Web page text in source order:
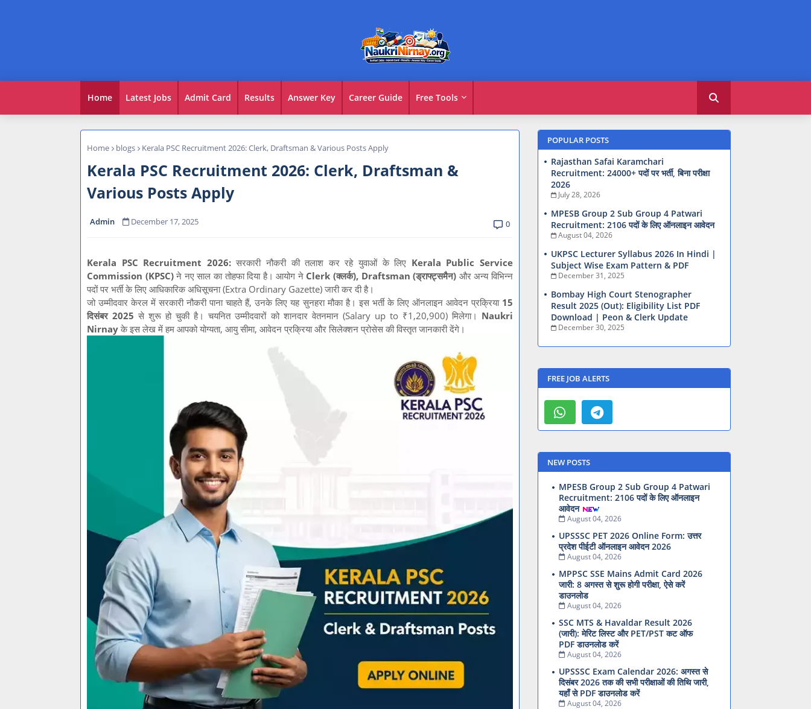
Home Latest Jobs Admit Card Results Answer Key Career Guide Free Tools
Home blogs Kerala PSC Recruitment 2026: Clerk, Draftsman & Various Posts Apply
Kerala PSC Recruitment 2026: Clerk, Draftsman &
Various Posts Apply
Admin December 17, 2025 0
Kerala PSC Recruitment 2026:सरकारी नौकरी की तलाश कर रहे युवाओं के लिए Kerala Public Service
Commission (KPSC)ने नए साल का तोहफा दिया है। आयोग ने Clerk (क्लर्क), Draftsman (ड्राफ्ट्समैन) और अन्य विभिन्न
पदों पर भर्ती के लिए आधिकारिक अधिसूचना (Extra Ordinary Gazette) जारी कर दी है।
जो उम्मीदवार केरल में सरकारी नौकरी पाना चाहते हैं, उनके लिए यह सुनहरा मौका है। इस भर्ती के लिए ऑनलाइन आवेदन प्रक्रिया 15
दिसंबर 2025 से शुरू हो चुकी है। चयनित उम्मीदवारों को शानदार वेतनमान (Salary up to ₹1,20,900) मिलेगा। Naukri
Nirnay के इस लेख में हम आपको योग्यता, आयु सीमा, आवेदन प्रक्रिया और सिलेक्शन प्रोसेस की विस्तृत जानकारी देंगे।
POPULAR POSTS
Rajasthan Safai Karamchari
Recruitment: 24000+ पदों पर भर्ती, बिना परीक्षा
2026
July 28, 2026
MPESB Group 2 Sub Group 4 Patwari
Recruitment: 2106 पदों के लिए ऑनलाइन आवेदन
August 04, 2026
UKPSC Lecturer Syllabus 2026 In Hindi |
Subject Wise Exam Pattern & PDF
December 31, 2025
Bombay High Court Stenographer
Result 2025 (Out): Eligibility List PDF
Download | Peon & Clerk Update
December 30, 2025
FREE JOB ALERTS
NEW POSTS
MPESB Group 2 Sub Group 4 Patwari
Recruitment: 2106 पदों के लिए ऑनलाइन
आवेदन
August 04, 2026
UPSSSC PET 2026 Online Form: उत्तर
प्रदेश पीईटी ऑनलाइन आवेदन 2026
August 04, 2026
MPPSC SSE Mains Admit Card 2026
जारी: 8 अगस्त से शुरू होगी परीक्षा, ऐसे करें
डाउनलोड
August 04, 2026
SSC MTS & Havaldar Result 2026
(जारी): मेरिट लिस्ट और PET/PST कट ऑफ
PDF डाउनलोड करें
August 04, 2026
UPSSSC Exam Calendar 2026: अगस्त से
दिसंबर 2026 तक की सभी परीक्षाओं की तिथि जारी,
यहाँ से PDF डाउनलोड करें
August 04, 2026